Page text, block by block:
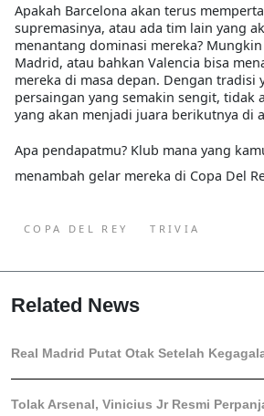
Apakah Barcelona akan terus
supremasinya, atau ada tim lain yang
menantang dominasi mereka?
Madrid, atau bahkan Valencia bisa
mereka di masa depan. Dengan tradisi
persaingan yang semakin sengit, tidak
yang akan menjadi juara berikutnya di
Apa pendapatmu? Klub mana yang
menambah gelar mereka di Copa Del
COPA DEL REY TRIVIA
Related News
Real Madrid Putat Otak Setelah
Tolak Arsenal, Vinicius Jr Resmi